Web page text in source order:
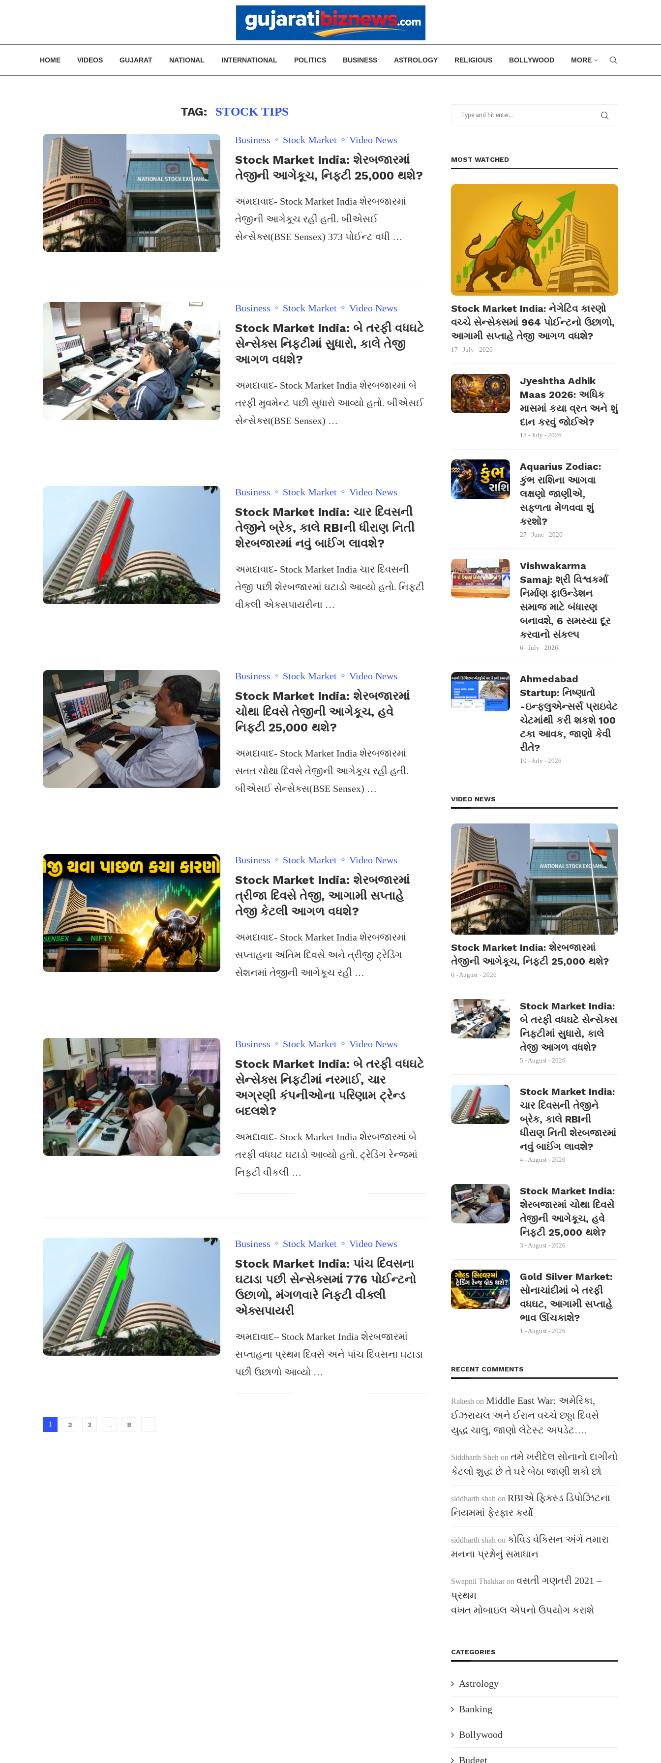
HOME VIDEOS GUJARAT NATIONAL INTERNATIONAL POLITICS BUSINESS ASTROLOGY RELIGIOUS BOLLYWOOD MORE
TAG: STOCK TIPS
Business Stock Market Video News
Stock Market India: શેરબજારમાં
તેજીની આગેકૂચ, નિફ્ટી 25,000 થશે?
અમદાવાદ- Stock Market India શેરબજારમાં
તેજીની આગેકૂચ રહી હતી. બીએસઈ
સેન્સેક્સ(BSE Sensex) 373 પોઈન્ટ વધી …
Business Stock Market Video News
Stock Market India: બે તરફી વધઘટે
સેન્સેક્સ નિફ્ટીમાં સુધારો, કાલે તેજી
આગળ વધશે?
અમદાવાદ- Stock Market India શેરબજારમાં બે
તરફી મુવમેન્ટ પછી સુધારો આવ્યો હતો. બીએસઈ
સેન્સેક્સ(BSE Sensex) …
Business Stock Market Video News
Stock Market India: ચાર દિવસની
તેજીને બ્રેક, કાલે RBIની ધીરાણ નિતી
શેરબજારમાં નવું બાઈંગ લાવશે?
અમદાવાદ- Stock Market India ચાર દિવસની
તેજી પછી શેરબજારમાં ઘટાડો આવ્યો હતો. નિફ્ટી
વીકલી એક્સપાયરીના …
Business Stock Market Video News
Stock Market India: શેરબજારમાં
ચોથા દિવસે તેજીની આગેકૂચ, હવે
નિફ્ટી 25,000 થશે?
અમદાવાદ- Stock Market India શેરબજારમાં
સતત ચોથા દિવસે તેજીની આગેકૂચ રહી હતી.
બીએસઈ સેન્સેક્સ(BSE Sensex) …
Business Stock Market Video News
Stock Market India: શેરબજારમાં
ત્રીજા દિવસે તેજી, આગામી સપ્તાહે
તેજી કેટલી આગળ વધશે?
અમદાવાદ- Stock Market India શેરબજારમાં
સપ્તાહના અંતિમ દિવસે અને ત્રીજી ટ્રેડિંગ
સેશનમાં તેજીની આગેકૂચ રહી …
Business Stock Market Video News
Stock Market India: બે તરફી વધઘટે
સેન્સેક્સ નિફ્ટીમાં નરમાઈ, ચાર
અગ્રણી કંપનીઓના પરિણામ ટ્રેન્ડ
બદલશે?
અમદાવાદ- Stock Market India શેરબજારમાં બે
તરફી વધઘટ ઘટાડો આવ્યો હતો. ટ્રેડિંગ રેન્જમાં
નિફ્ટી વીકલી …
Business Stock Market Video News
Stock Market India: પાંચ દિવસના
ઘટાડા પછી સેન્સેક્સમાં 776 પોઈન્ટનો
ઉછાળો, મંગળવારે નિફ્ટી વીક્લી
એક્સપાયરી
અમદાવાદ– Stock Market India શેરબજારમાં
સપ્તાહના પ્રથમ દિવસે અને પાંચ દિવસના ઘટાડા
પછી ઉછાળો આવ્યો …
1 2 3 … 8
MOST WATCHED
Stock Market India: નેગેટિવ કારણો
વચ્ચે સેન્સેક્સમાં 964 પોઈન્ટનો ઉછાળો,
આગામી સપ્તાહે તેજી આગળ વધશે?
17 - July - 2026
Jyeshtha Adhik
Maas 2026: અધિક
માસમાં કયા વ્રત અને શું
દાન કરવું જોઈએ?
15 - July - 2026
Aquarius Zodiac:
કુંભ રાશિના આગવા
લક્ષણો જાણીએ,
સફળતા મેળવવા શું
કરશો?
27 - June - 2026
Vishwakarma
Samaj: શ્રી વિશ્વકર્મા
નિર્માણ ફાઉન્ડેશન
સમાજ માટે બંધારણ
બનાવશે, 6 સમસ્યા દૂર
કરવાનો સંકલ્પ
6 - July - 2026
Ahmedabad
Startup: નિષ્ણાતો
-ઇન્ફ્લુએન્સર્સ પ્રાઇવેટ
ચેટમાંથી કરી શકશે 100
ટકા આવક, જાણો કેવી
રીતે?
10 - July - 2026
VIDEO NEWS
Stock Market India: શેરબજારમાં
તેજીની આગેકૂચ, નિફ્ટી 25,000 થશે?
6 - August - 2026
Stock Market India:
બે તરફી વધઘટે સેન્સેક્સ
નિફ્ટીમાં સુધારો, કાલે
તેજી આગળ વધશે?
5 - August - 2026
Stock Market India:
ચાર દિવસની તેજીને
બ્રેક, કાલે RBIની
ધીરાણ નિતી શેરબજારમાં
નવું બાઈંગ લાવશે?
4 - August - 2026
Stock Market India:
શેરબજારમાં ચોથા દિવસે
તેજીની આગેકૂચ, હવે
નિફ્ટી 25,000 થશે?
3 - August - 2026
Gold Silver Market:
સોનાચાંદીમાં બે તરફી
વધઘટ, આગામી સપ્તાહે
ભાવ ઊંચકાશે?
1 - August - 2026
RECENT COMMENTS
Rakesh on Middle East War: અમેરિકા,
ઈઝરાયલ અને ઈરાન વચ્ચે છઠ્ઠા દિવસે
યુદ્ધ ચાલુ, જાણો લેટેસ્ટ અપડેટ….
Siddharth Sheh on તમે ખરીદેલ સોનાનો દાગીનો
કેટલો શુદ્ધ છે તે ઘરે બેઠા જાણી શકો છો
siddharth shah on RBIએ ફિક્સ્ડ ડિપોઝિટના
નિયમમાં ફેરફાર કર્યો
siddharth shah on કોવિડ વેક્સિન અંગે તમારા
મનના પ્રશ્નોનું સમાધાન
Swapnil Thakkar on વસતી ગણતરી 2021 –
પ્રથમ
વખત મોબાઇલ એપનો ઉપયોગ કરાશે
CATEGORIES
Astrology
Banking
Bollywood
Budget